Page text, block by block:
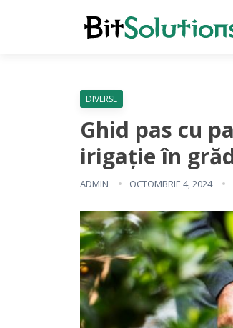
DIVERSE
Ghid pas cu
irigație în
ADMIN OCTOMBRIE 4, 2024